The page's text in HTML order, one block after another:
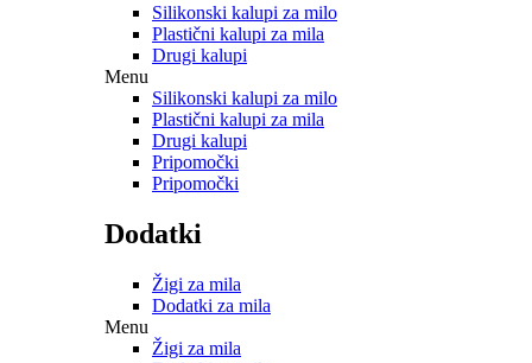
Silikonski kalupi za milo
Plastični kalupi za mila
Drugi kalupi
Menu
Silikonski kalupi za milo
Plastični kalupi za mila
Drugi kalupi
Pripomočki
Pripomočki
Dodatki
Žigi za mila
Dodatki za mila
Menu
Žigi za mila